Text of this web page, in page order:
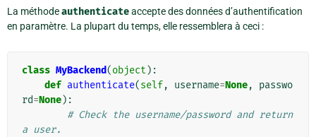
La méthodeauthenticateaccepte des données d’authentification
en paramètre. La plupart du temps, elle ressemblera à ceci :
class MyBackend(object ):
def authenticate(self, username=None,
passwo
rd=None):
# Check the username/password and return
a user.